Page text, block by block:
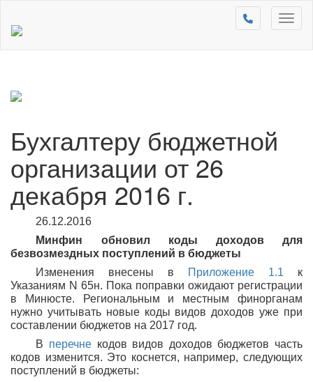
Бухгалтеру бюджетной
организации от 26
декабря 2016 г.
26.12.2016
Минфин обновил коды доходов для
безвозмездных поступлений в бюджеты
Изменения внесены в Приложение 1.1 к
Указаниям N 65н. Пока поправки ожидают регистрации
в Минюсте. Региональным и местным финорганам
нужно учитывать новые коды видов доходов уже при
составлении бюджетов на 2017 год.
В перечне кодов видов доходов бюджетов часть
кодов изменится. Это коснется, например, следующих
поступлений в бюджеты: